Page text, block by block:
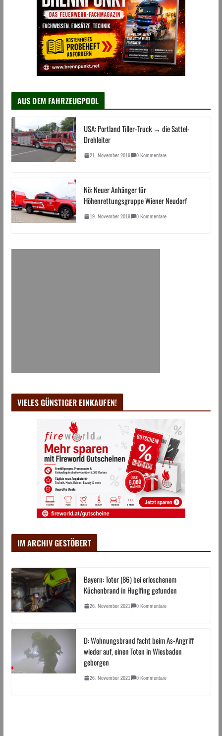
AUS DEM FAHRZEUGPOOL
USA: Portland Tiller-Truck → die Sattel-
Drehleiter
21. November 2019 0 Kommentare
Nö: Neuer Anhänger für
Höhenrettungsgruppe Wiener Neudorf
19. November 2019 0 Kommentare
VIELES GÜNSTIGER EINKAUFEN!
IM ARCHIV GESTÖBERT
Bayern: Toter (86) bei erloschenem
Küchenbrand in Huglfing gefunden
26. November 2021 0 Kommentare
D: Wohnungsbrand facht beim As-Angriff
wieder auf, einen Toten in Wiesbaden
geborgen
26. November 2021 0 Kommentare